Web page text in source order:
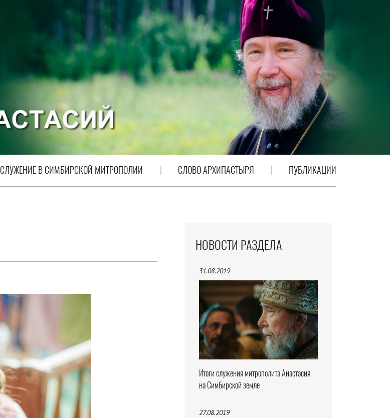
СЛУЖЕНИЕ В СИМБИРСКОЙ МИТРОПОЛИИ СЛОВО АРХИПАСТЫРЯ ПУБЛИКАЦИИ
НОВОСТИ РАЗДЕЛА
31.08.2019
Итоги служения митрополита Анастасия
на Симбирской земле
27.08.2019